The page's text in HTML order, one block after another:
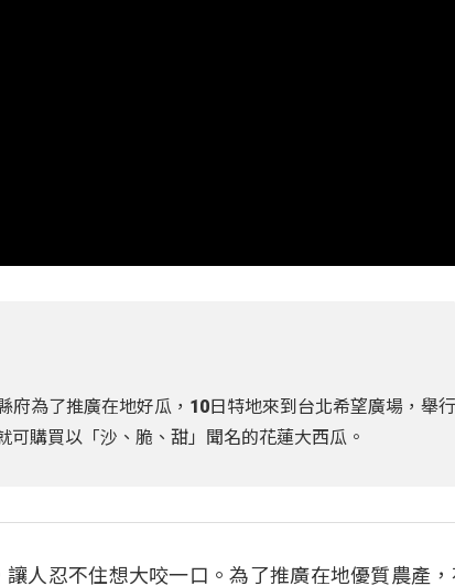
府為了推廣在地好瓜，10日特地來到台北希望廣場，舉
購買以「沙、脆、甜」聞名的花蓮大西瓜。
人忍不住想大咬一口。為了推廣在地優質農產，